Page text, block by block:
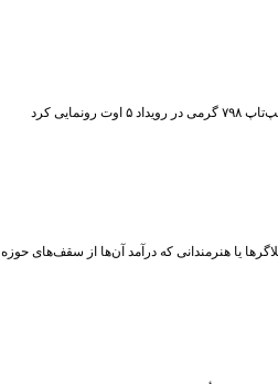
یا هنرمندانی که درآمد آن‌ها از سقف‌های